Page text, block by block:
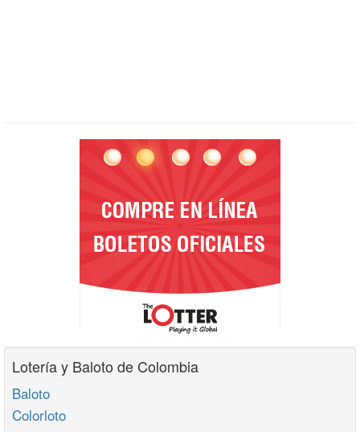
Lotería y Baloto de Colombia
Baloto
Colorloto